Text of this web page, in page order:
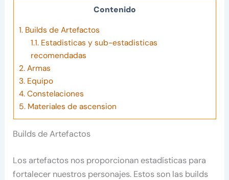
Contenido
1.Builds de Artefactos
1.1.Estadisticas y sub-estadisticas
recomendadas
2.Armas
3.Equipo
4.Constelaciones
5.Materiales de ascension
Builds de Artefactos
Los artefactos nos proporcionan estadísticas para
fortalecer nuestros personajes. Estos son las builds